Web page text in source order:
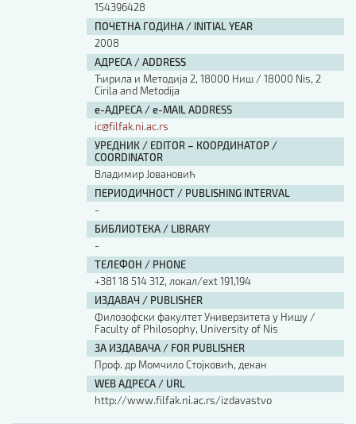
154396428
ПОЧЕТНА ГОДИНА / INITIAL YEAR
2008
АДРЕСА / ADDRESS
Ћирила и Методија 2, 18000 Ниш / 18000 Nis, 2
Cirila and Metodija
е-АДРЕСА / e-MAIL ADDRESS
ic@filfak.ni.ac.rs
УРЕДНИК / EDITOR – КООРДИНАТОР /
COORDINATOR
Владимир Јовановић
ПЕРИОДИЧНОСТ / PUBLISHING INTERVAL
-
БИБЛИОТЕКА / LIBRARY
-
ТЕЛЕФОН / PHONE
+381 18 514 312, локал/ext 191,194
ИЗДАВАЧ / PUBLISHER
Филозофски факултет Универзитета у Нишу /
Faculty of Philosophy, University of Nis
ЗА ИЗДАВАЧА / FOR PUBLISHER
Проф. др Момчило Стојковић, декан
WEB АДРЕСА / URL
http://www.filfak.ni.ac.rs/izdavastvo